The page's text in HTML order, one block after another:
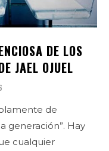
DE LOS
JAEL OJUEL
de
Hay
cualquier